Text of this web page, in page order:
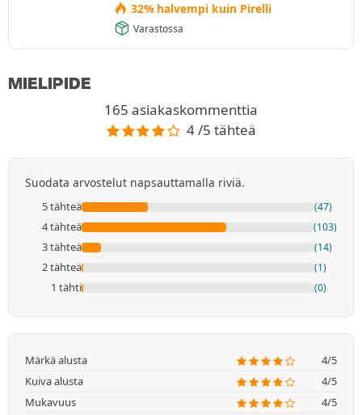
32% halvempi kuin Pirelli
Varastossa
MIELIPIDE
165 asiakaskommenttia
4 /5 tähteä
Suodata arvostelut napsauttamalla riviä.
5 tähteä (47)
4 tähteä (103)
3 tähteä (14)
2 tähteä (1)
1 tähti (0)
Märkä alusta
4/5
Kuiva alusta
4/5
Mukavuus
4/5